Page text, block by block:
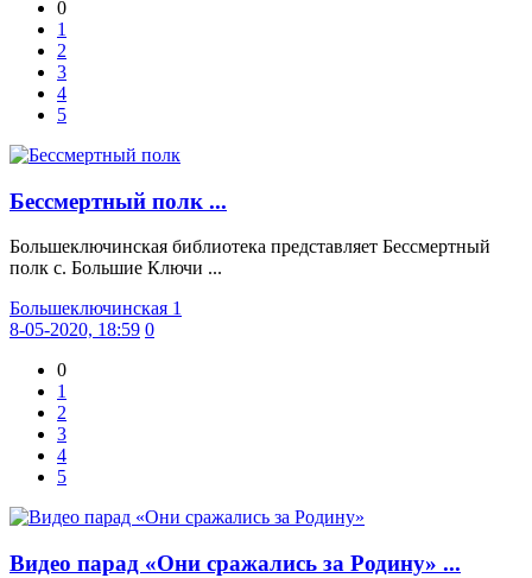
0
1
2
3
4
5
Бессмертный полк ...
Большеключинская библиотека представляет Бессмертный
полк с. Большие Ключи ...
Большеключинская 1
8-05-2020, 18:59 0
0
1
2
3
4
5
Видео парад «Они сражались за Родину» ...